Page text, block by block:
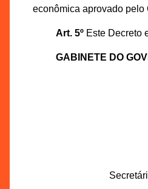
econômica aprovado pelo
Art. 5ºEste Decreto
GABINETE DO